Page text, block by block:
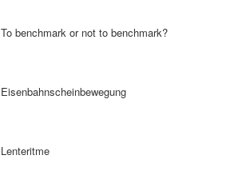
To benchmark or not to benchmark?
Eisenbahnscheinbewegung
Lenteritme